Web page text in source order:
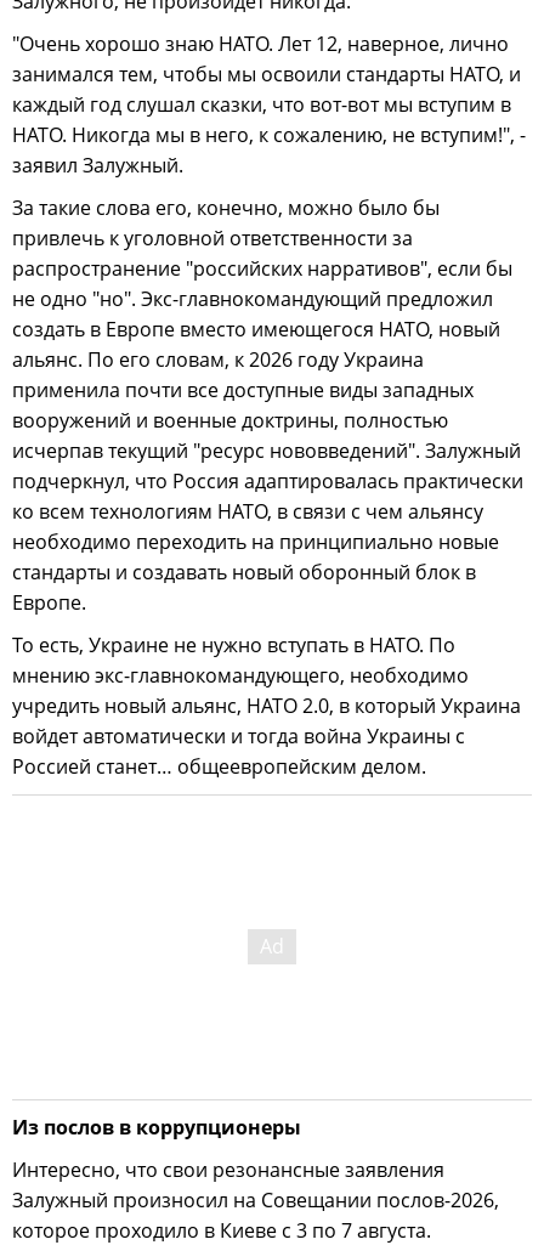
"Очень хорошо знаю НАТО. Лет 12, наверное, лично
занимался тем, чтобы мы освоили стандарты НАТО, и
каждый год слушал сказки, что вот-вот мы вступим в
НАТО. Никогда мы в него, к сожалению, не вступим!", -
заявил Залужный.
За такие слова его, конечно, можно было бы
привлечь к уголовной ответственности за
распространение "российских нарративов", если бы
не одно "но". Экс-главнокомандующий предложил
создать в Европе вместо имеющегося НАТО, новый
альянс. По его словам, к 2026 году Украина
применила почти все доступные виды западных
вооружений и военные доктрины, полностью
исчерпав текущий "ресурс нововведений". Залужный
подчеркнул, что Россия адаптировалась практически
ко всем технологиям НАТО, в связи с чем альянсу
необходимо переходить на принципиально новые
стандарты и создавать новый оборонный блок в
Европе.
То есть, Украине не нужно вступать в НАТО. По
мнению экс-главнокомандующего, необходимо
учредить новый альянс, НАТО 2.0, в который Украина
войдет автоматически и тогда война Украины с
Россией станет… общеевропейским делом.
Из послов в коррупционеры
Интересно, что свои резонансные заявления
Залужный произносил на Совещании послов-2026,
которое проходило в Киеве с 3 по 7 августа.